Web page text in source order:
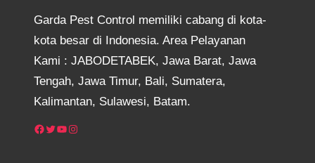
Garda Pest Control memiliki cabang di kota-
kota besar di Indonesia. Area Pelayanan
Kami : JABODETABEK, Jawa Barat, Jawa
Tengah, Jawa Timur, Bali, Sumatera,
Kalimantan, Sulawesi, Batam.
Facebook Twitter YouTube Instagram